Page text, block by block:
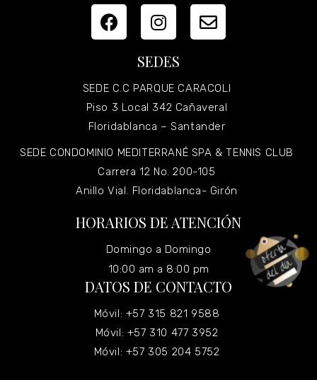
SEDES
SEDE C.C PARQUE CARACOLI
Piso 3 Local 342 Cañaveral
Floridablanca – Santander
SEDE CONDOMINIO MEDITERRANÉ SPA & TENNIS CLUB
Carrera 12 No. 200-105
Anillo Vial. Floridablanca- Girón
HORARIOS DE ATENCIÓN
Domingo a Domingo
10:00 am a 8:00 pm
DATOS DE CONTACTO
Móvil: +57 315 821 9588
Móvil: +57 310 477 3952
Móvil: +57 305 204 5752